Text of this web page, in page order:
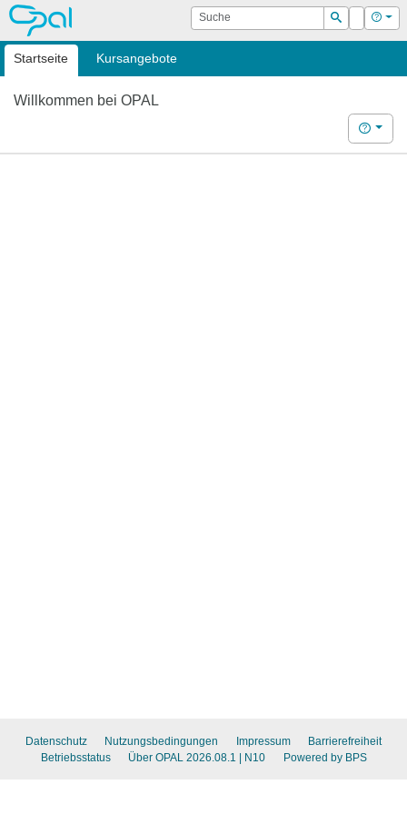
OPAL Suche
Suchen
Login Hilfe
Startseite Kursangebote
Willkommen bei OPAL
Hilfe
Datenschutz Nutzungsbedingungen Impressum
Barrierefreiheit
Betriebsstatus
Über OPAL 2026.08.1 | N10 Powered by BPS